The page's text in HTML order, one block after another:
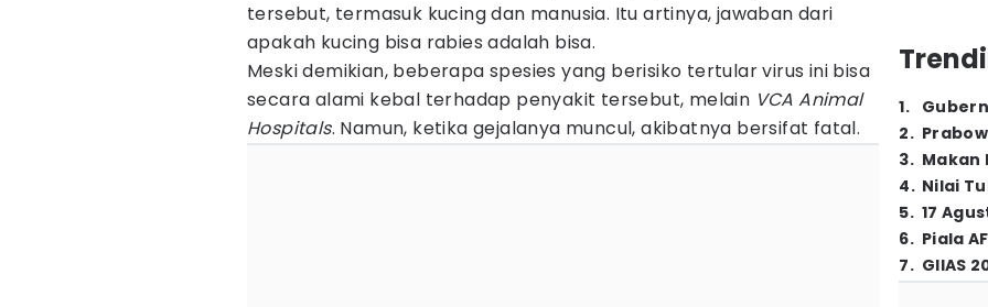
tersebut, termasuk kucing dan manusia. Itu artinya, jawaban dari
apakah kucing bisa rabies adalah bisa.
Meski demikian, beberapa spesies yang berisiko tertular virus ini bisa
secara alami kebal terhadap penyakit tersebut, melain VCA Animal
Hospitals. Namun, ketika gejalanya muncul, akibatnya bersifat fatal.
1.
2.
3. Makan
4. Nilai
5. 17
6. Piala
7. GIIAS